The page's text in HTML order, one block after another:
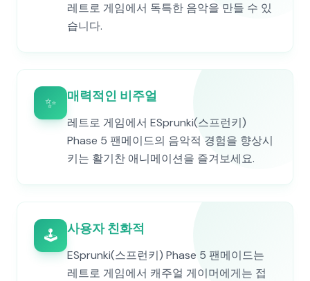
레트로 게임에서 독특한 음악을 만들 수 있
습니다.
✨ 매력적인 비주얼
레트로 게임에서 ESprunki(스프런키)
Phase 5 팬메이드의 음악적 경험을 향상시
키는 활기찬 애니메이션을 즐겨보세요.
🕹️ 사용자 친화적
ESprunki(스프런키) Phase 5 팬메이드는
레트로 게임에서 캐주얼 게이머에게는 접